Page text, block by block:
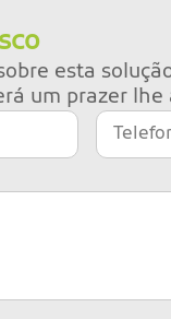
esta
um prazer lhe